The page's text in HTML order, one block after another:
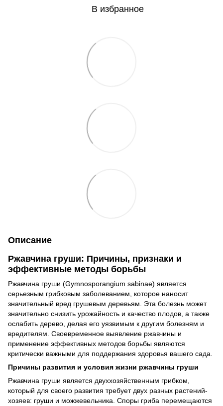
В избранное
Описание
Ржавчина груши: Причины, признаки и
эффективные методы борьбы
Ржавчина груши (Gymnosporangium sabinae) является
серьезным грибковым заболеванием, которое наносит
значительный вред грушевым деревьям. Эта болезнь может
значительно снизить урожайность и качество плодов, а также
ослабить дерево, делая его уязвимым к другим болезням и
вредителям. Своевременное выявление ржавчины и
применение эффективных методов борьбы являются
критически важными для поддержания здоровья вашего сада.
Причины развития и условия жизни ржавчины груши
Ржавчина груши является двуххозяйственным грибком,
который для своего развития требует двух разных растений-
хозяев: груши и можжевельника. Споры гриба перемещаются